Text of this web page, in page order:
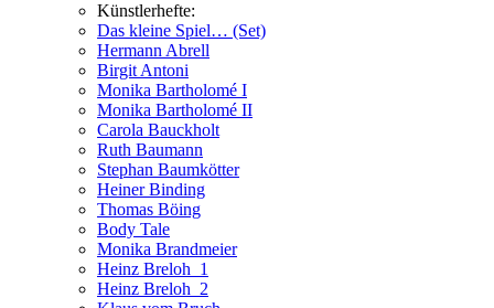
Künstlerhefte:
Das kleine Spiel… (Set)
Hermann Abrell
Birgit Antoni
Monika Bartholomé I
Monika Bartholomé II
Carola Bauckholt
Ruth Baumann
Stephan Baumkötter
Heiner Binding
Thomas Böing
Body Tale
Monika Brandmeier
Heinz Breloh_1
Heinz Breloh_2